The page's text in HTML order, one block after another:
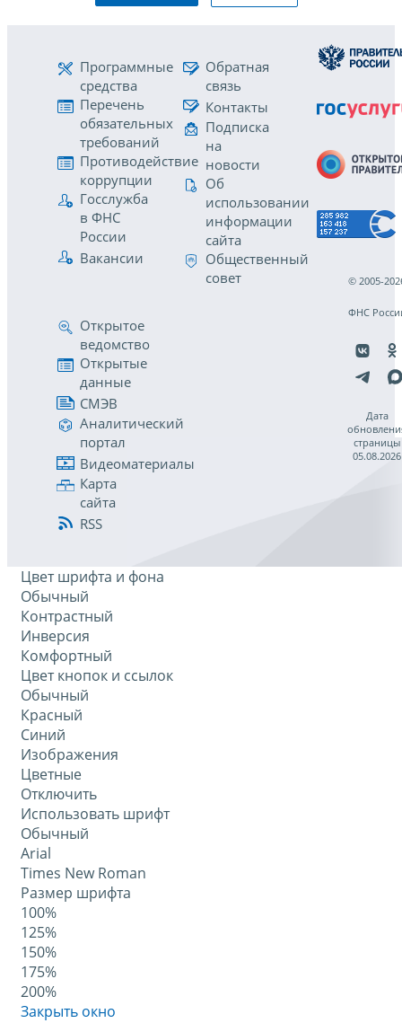
Программные
средства
Перечень
обязательных
требований
Противодействие
коррупции
Госслужба
в ФНС
России
Вакансии
Обратная
связь
Контакты
Подписка
на
новости
Об
использовании
информации
сайта
Общественный
совет
Открытое
ведомство
Открытые
данные
СМЭВ
Аналитический
портал
Видеоматериалы
Карта
сайта
RSS
© 2005-
ФНС
Дата
страницы
05.08.2026
Цвет шрифта и фона
Обычный
Контрастный
Инверсия
Комфортный
Цвет кнопок и ссылок
Обычный
Красный
Синий
Изображения
Цветные
Отключить
Использовать шрифт
Обычный
Arial
Times New Roman
Размер шрифта
100%
125%
150%
175%
200%
Закрыть окно